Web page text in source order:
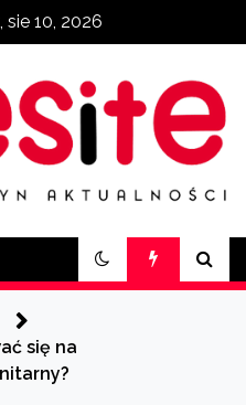
sie 10, 2026
się na